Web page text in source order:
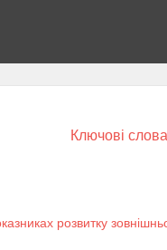
Ключові слова
розвитку